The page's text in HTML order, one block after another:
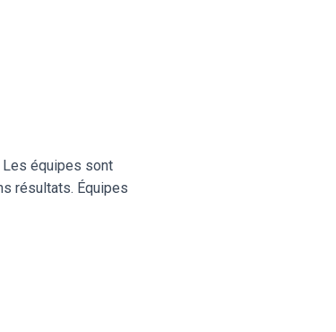
Les équipes sont
résultats. Équipes